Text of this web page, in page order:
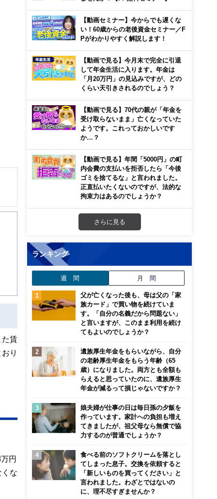
た賃
り
円
くな
【動画セミナー】今からでも遅くな
い！60歳からの老後資金セミナー／F
Pがわかりやすく解説します！
【動画で見る】今月末で完全に引退
して年金生活に入ります。年金は
「月20万円」の見込みですが、どの
くらい天引きされるのでしょう？
【動画で見る】70代の親が「年金を
受け取らないまま」亡くなっていた
ようです。これっておかしいです
か…？
【動画で見る】年間「5000円」の町
内会費の支払いを拒否したら「今後
ゴミを捨てるな」と言われました。
正直払いたくないのですが、法的な
拘束力はあるのでしょうか？
さらに見る
ランキング
週 間 月 間
父が亡くなった後も、母は父の「家
族カード」で買い物を続けていま
す。「自分の名義だから問題ない」
と言いますが、このまま利用を続け
てもよいのでしょうか？
遺族厚生年金をもらいながら、自分
の老齢厚生年金をもらう年齢（65
歳）になりました。両方とも全額も
らえると思っていたのに、遺族厚生
年金が減るって損じゃないですか？
娘夫婦が仕事の日は毎日孫の夕飯を
作っています。家計への負担も増え
てきましたが、祖父母なら無償で協
力するのが普通でしょうか？
食べる前のソフトクリームを落とし
てしまった息子。交換を依頼すると
「新しいものを買ってください」と
言われました。わざとではないの
に、理不尽すぎませんか？